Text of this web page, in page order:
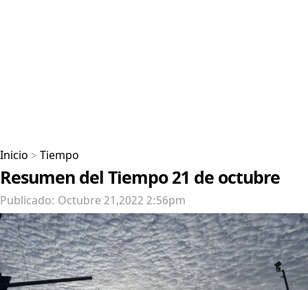
Inicio > Tiempo
Resumen del Tiempo 21 de octubre
Publicado: Octubre 21,2022 2:56pm